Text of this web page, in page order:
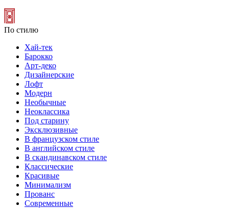
По стилю
Хай-тек
Барокко
Арт-деко
Дизайнерские
Лофт
Модерн
Необычные
Неоклассика
Под старину
Эксклюзивные
В французском стиле
В английском стиле
В скандинавском стиле
Классические
Красивые
Минимализм
Прованс
Современные